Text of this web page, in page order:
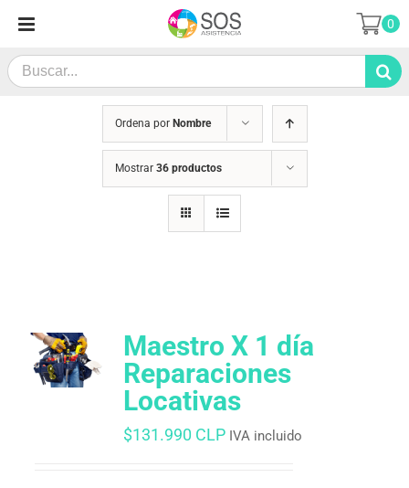
contenido
Search
for:
0
Ordena por Nombre
Mostrar 36 productos
Maestro X 1 día
Reparaciones
Locativas
$131.990 CLP IVA incluido